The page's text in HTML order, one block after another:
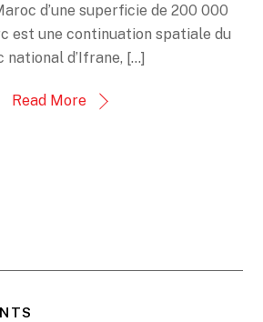
d’une superficie de 200 000
est une continuation spatiale du
national d’Ifrane, […]
Read More